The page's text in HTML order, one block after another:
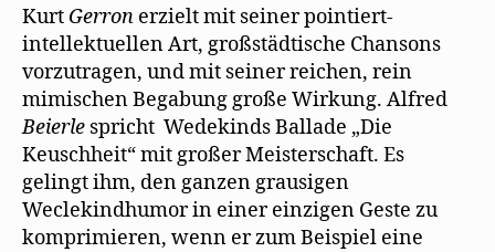
Kurt Gerron erzielt mit seiner pointiert-
intellektuellen Art, großstädtische Chansons
vorzutragen, und mit seiner reichen, rein
mimischen Begabung große Wirkung. Alfred
Beierle spricht Wedekinds Ballade „Die
Keuschheit“ mit großer Meisterschaft. Es
gelingt ihm, den ganzen grausigen
Weclekindhumor in einer einzigen Geste zu
komprimieren, wenn er zum Beispiel eine